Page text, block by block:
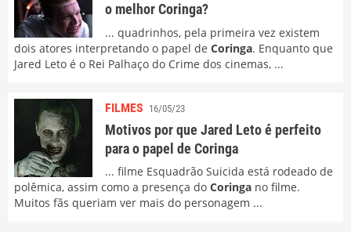
o melhor Coringa?
... quadrinhos, pela primeira vez existem
dois atores interpretando o papel de Coringa. Enquanto que
Jared Leto é o Rei Palhaço do Crime dos cinemas, ...
FILMES 16/05/23
Motivos por que Jared Leto é perfeito
para o papel de Coringa
... filme Esquadrão Suicida está rodeado de
polêmica, assim como a presença do Coringa no filme.
Muitos fãs queriam ver mais do personagem ...